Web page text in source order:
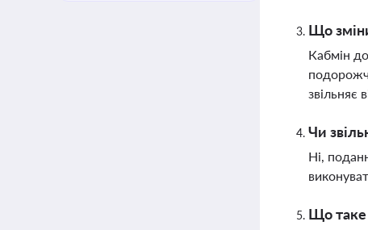
Що
Кабмін
звільняє
Чи
Ні,
Що таке